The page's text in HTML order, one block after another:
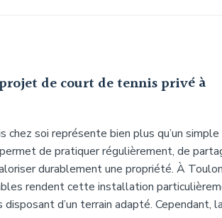
de court de tennis privé à
chez soi représente bien plus qu’un simple
de pratiquer régulièrement, de
durablement une propriété. À
rendent cette installation
d’un terrain adapté. Cependant, la